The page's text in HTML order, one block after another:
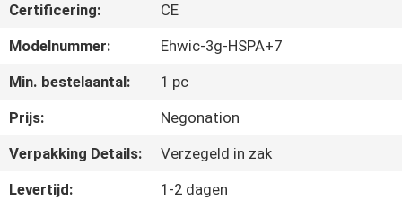
FABRIEKSTOCHT
KWALITEITSCONTROLE
NEEM
CONTACT
Certificering:
CE
Modelnummer:
Ehwic-3g-HSPA+7
Min. bestelaantal:
1 pc
Prijs:
Negonation
Verpakking Details:
Verzegeld in zak
Levertijd:
1-2 dagen